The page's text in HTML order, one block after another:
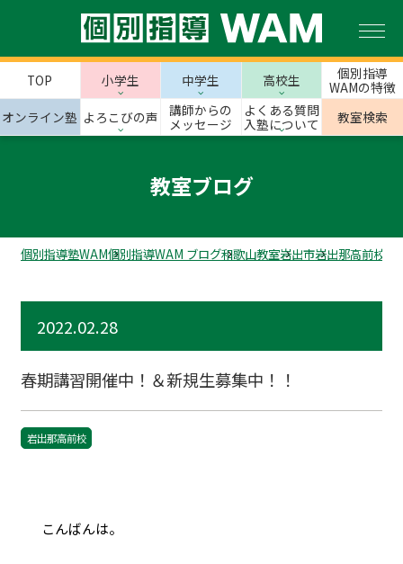
TOP 小学生 中学生 高校生
個別指導
WAMの特徴
オンライン塾 よろこびの声
講師からの
メッセージ
よくある質問
入塾について
教室検索
教室ブログ
個別指導塾WAM個別指導WAM ブログ和歌山教室岩出市岩出那高前校の
2022.02.28
春期講習開催中！＆新規生募集中！！
岩出那高前校
こんばんは。